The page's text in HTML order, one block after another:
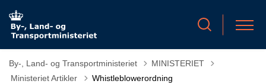
By-, Land- og Transportministeriet
MINISTERIET
Tilbage til
Ministeriet Artikler Whistleblowerordning